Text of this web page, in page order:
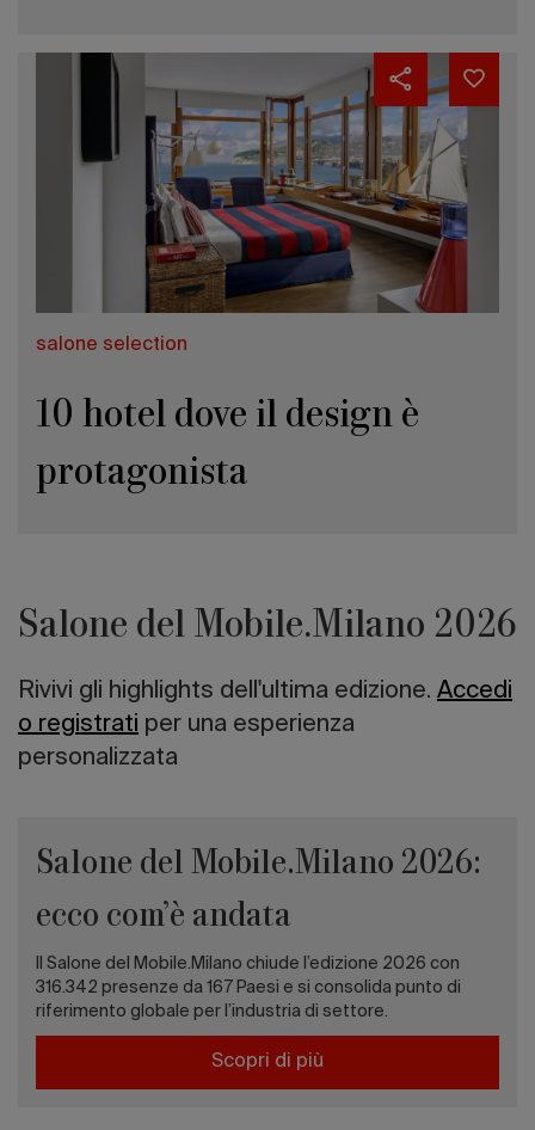
salone selection
10 hotel dove il design è
protagonista
Salone del Mobile.Milano 2026
Rivivi gli highlights dell'ultima edizione. Accedi
o registrati per una esperienza
personalizzata
Salone del Mobile.Milano 2026:
ecco com’è andata
Il Salone del Mobile.Milano chiude l’edizione 2026 con
316.342 presenze da 167 Paesi e si consolida punto di
riferimento globale per l’industria di settore.
Scopri di più